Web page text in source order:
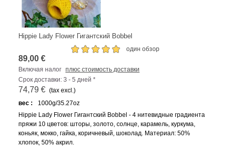
Hippie Lady Flower Гигантский Bobbel
один обзор
89,00 €
Включая налог плюс стоимость доставки
Срок доставки: 3 - 5 дней *
74,79 € (tax excl.)
вес :
1000g/35.27oz
Hippie Lady Flower Гигантский Bobbel - 4 нитевидные градиента
пряжи 10 цветов: шторы, золото, солнце, карамель, куркума,
коньяк, мокко, гайка, коричневый, шоколад. Материал: 50%
хлопок, 50% акрил.